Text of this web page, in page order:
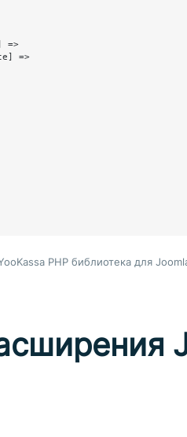
=>
=>
PHP библиотека для